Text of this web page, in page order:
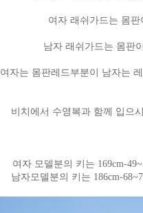
여자 래쉬가드는 몸판
남자 래쉬가드는 몸판
여자는 몸판레드부분이 남자는
비치에서 수영복과 함께 입으
여자 모델분의 키는 169cm-
남자모델분의 키는 186cm-